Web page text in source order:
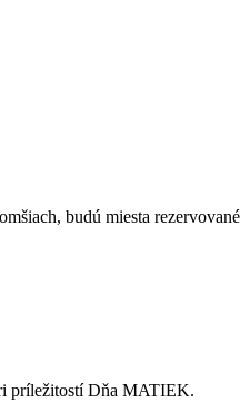
budú miesta rezervované
príležitostí Dňa MATIEK.